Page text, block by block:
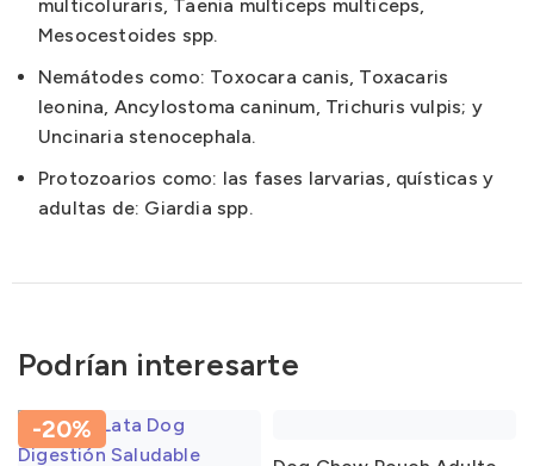
multicoluraris, Taenia multiceps multiceps,
Mesocestoides spp.
Nemátodes como: Toxocara canis, Toxacaris
leonina, Ancylostoma caninum, Trichuris vulpis; y
Uncinaria stenocephala.
Protozoarios como: las fases larvarias, quísticas y
adultas de: Giardia spp.
Podrían interesarte
-20%